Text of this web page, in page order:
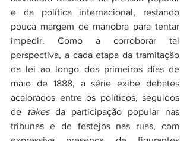
e da política internacional, restando
pouca margem de manobra para tentar
impedir. Como a corroborar tal
perspectiva, a cada etapa da tramitação
da lei ao longo dos primeiros dias de
maio de 1888, a série exibe debates
acalorados entre os políticos, seguidos
de takes da participação popular nas
tribunas e de festejos nas ruas, com